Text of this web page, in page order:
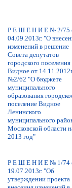
Р Е Ш Е Н И Е № 2/75
04.09.2013г. "О
изменений в решение
Совета депутатов
городского поселения
Видное от
№2/62 "О бюджете
муниципального
образования
поселение Видное
Ленинского
муниципального
Московской области
2013 год"
Р Е Ш Е Н И Е № 1/74
19.07.2013г. "Об
утверждении проекта